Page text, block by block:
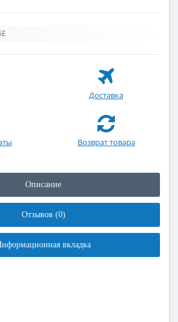
Доставка
Возврат товара
Описание
Отзывов (0)
вкладка